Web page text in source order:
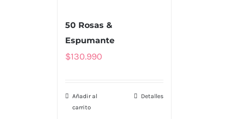
50 Rosas &
Espumante
$130.990
Añadir al
carrito
Detalles